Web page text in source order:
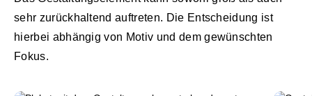
sehr zurückhaltend auftreten. Die Entscheidung ist
hierbei abhängig von Motiv und dem gewünschten
Fokus.